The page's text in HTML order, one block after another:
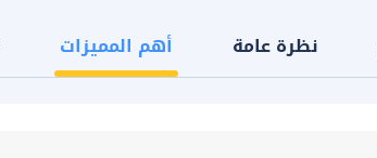
نظرة عامة أهم المميزات